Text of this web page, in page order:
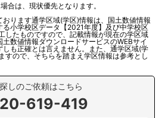
合は、現状優先となります。
ります通学区域(学区)情報は、国土数値情報
小学校区データ【2021年度】及び中学校区
したものですので、記載情報が現在の学区域
数値情報ダウンロードサービスのWEBサイ
しも正確とは言えません。また、通学区域(学
すので、そちらを踏まえ学区情報は参考とし
しのご依頼はこちら
619-419